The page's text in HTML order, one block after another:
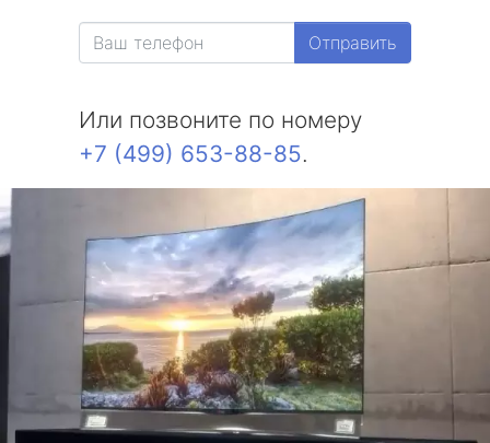
Отправить
Или позвоните по номеру
+7 (499) 653-88-85.